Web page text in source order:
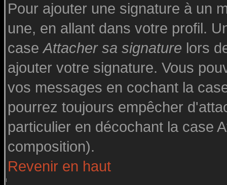
Pour ajouter une signature à un
une, en allant dans votre profil.
caseAttacher sa signature lors
ajouter votre signature. Vous
vos messages en cochant la
pourrez toujours empêcher
particulier en décochant la case
composition).
Revenir en haut